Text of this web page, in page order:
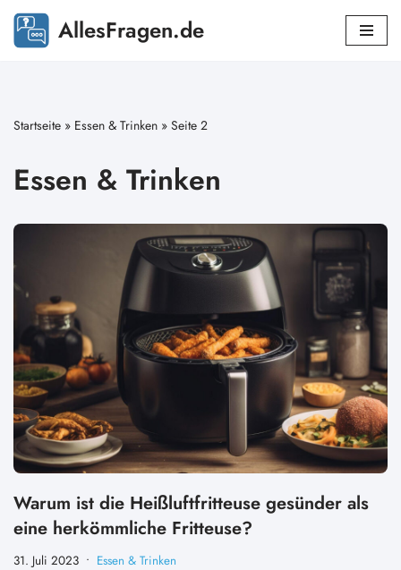
Zum
AllesFragen.de
Startseite » Essen & Trinken » Seite 2
Essen & Trinken
Warum ist die Heißluftfritteuse gesünder als
eine herkömmliche Fritteuse?
31. Juli 2023 Essen & Trinken